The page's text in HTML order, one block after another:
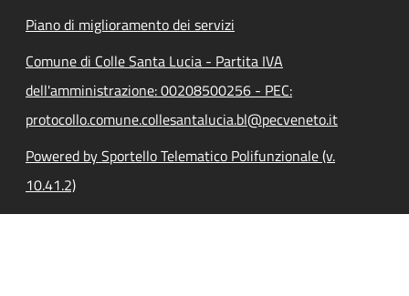
Piano di miglioramento dei servizi
Comune di Colle Santa Lucia - Partita IVA
dell'amministrazione: 00208500256 - PEC:
protocollo.comune.collesantalucia.bl@pecveneto.it
Powered by Sportello Telematico Polifunzionale (v.
10.41.2)